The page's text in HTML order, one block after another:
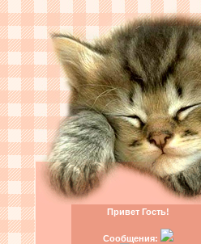
Привет Гость!
Сообщения: